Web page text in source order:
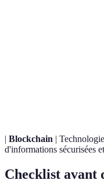
| Blockchain |
d'informations sécurisées
Checklist avant